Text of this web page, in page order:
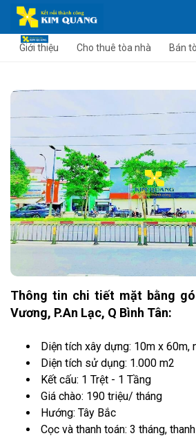
Giới thiệu Cho thuê tòa nhà Bán
Thông tin chi tiết mặt bằng
Vương, P.An Lạc, Q Bình Tân:
Diện tích xây dựng: 10m x 60m,
Diện tích sử dụng: 1.000 m2
Kết cấu: 1 Trệt - 1 Tầng
Giá chào: 190 triệu/ tháng
Hướng: Tây Bắc
Cọc và thanh toán: 3 tháng,